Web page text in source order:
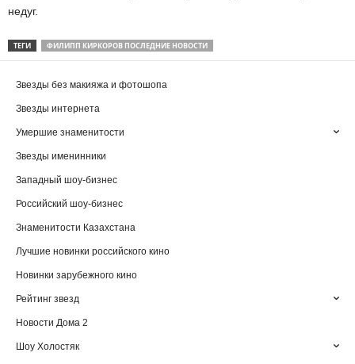
недуг.
ТЕГИ ФИЛИПП КИРКОРОВ ПОСЛЕДНИЕ НОВОСТИ
Звезды без макияжа и фотошопа
Звезды интернета
Умершие знаменитости
Звезды именинники
Западный шоу-бизнес
Российский шоу-бизнес
Знаменитости Казахстана
Лучшие новинки российского кино
Новинки зарубежного кино
Рейтинг звезд
Новости Дома 2
Шоу Холостяк